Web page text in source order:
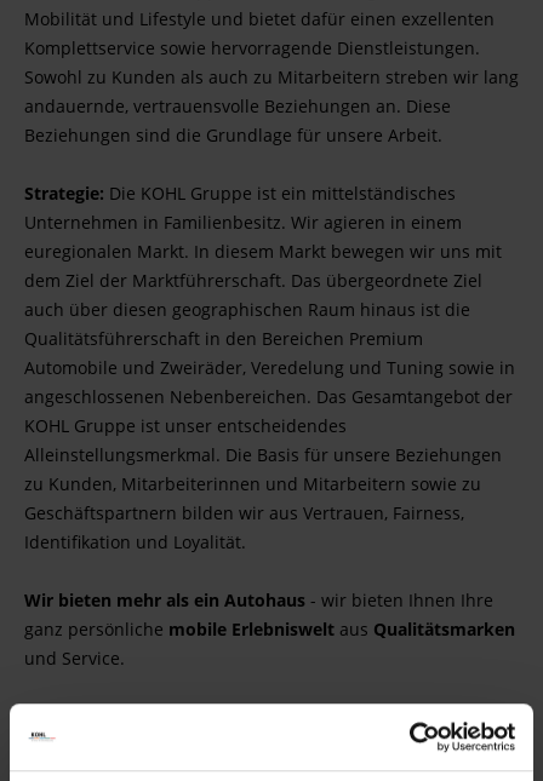
Mobilität und Lifestyle und bietet dafür einen exzellenten
Komplettservice sowie hervorragende Dienstleistungen.
Sowohl zu Kunden als auch zu Mitarbeitern streben wir lang
andauernde, vertrauensvolle Beziehungen an. Diese
Beziehungen sind die Grundlage für unsere Arbeit.
Strategie: Die KOHL Gruppe ist ein mittelständisches
Unternehmen in Familienbesitz. Wir agieren in einem
euregionalen Markt. In diesem Markt bewegen wir uns mit
dem Ziel der Marktführerschaft. Das übergeordnete Ziel
auch über diesen geographischen Raum hinaus ist die
Qualitätsführerschaft in den Bereichen Premium
Automobile und Zweiräder, Veredelung und Tuning sowie in
angeschlossenen Nebenbereichen. Das Gesamtangebot der
KOHL Gruppe ist unser entscheidendes
Alleinstellungsmerkmal. Die Basis für unsere Beziehungen
zu Kunden, Mitarbeiterinnen und Mitarbeitern sowie zu
Geschäftspartnern bilden wir aus Vertrauen, Fairness,
Identifikation und Loyalität.
Wir bieten mehr als ein Autohaus - wir bieten Ihnen Ihre
ganz persönliche mobile Erlebniswelt aus Qualitätsmarken
und Service.
Den Kohl Onlineshop entdecken
Im Kohl Onlineshop finden Sie ein Sortiment mit über8.000